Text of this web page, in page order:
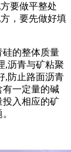
要做平整处
，要先做好填
硅的整体质量
,沥青与矿粘聚
,防止路面沥青
有一定量的碱
投入相应的矿